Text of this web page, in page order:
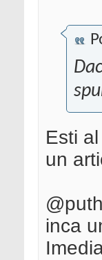
Esti
un
inca